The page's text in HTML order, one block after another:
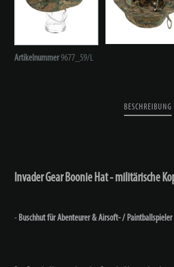
Artikelnummer9677_59/L
BESCHREIBUNG
Invader Gear Boonie Hat - militärische
- Buschhut für Abenteurer & Airsoft- / Paintballspieler